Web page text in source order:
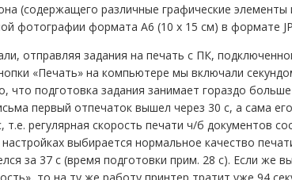
(содержащего различные графические
фотографии формата A6 (10 x 15 см) в формате
отправляя задания на печать с ПК,
«Печать» на компьютере мы включали
что подготовка задания занимает гораздо
первый отпечаток вышел через 30 с, а сама
т.е. регулярная скорость печати ч/б документов
выбирается нормальное качество
за 37 с (время подготовки прим. 28 с). Если же
то на ту же работу принтер тратит уже 94